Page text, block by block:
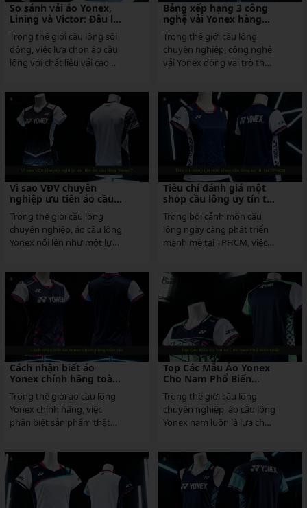
So sánh vải áo Yonex,
Lining và Victor: Đâu là
Trong thế giới cầu lông sôi
động, việc lựa chọn áo cầu
lông với chất liệu vải cao
Bảng xếp hạng 3 công
nghệ vải Yonex hàng
Trong thế giới cầu lông
chuyên nghiệp, công nghệ
vải Yonex đóng vai trò then
Vì sao VĐV chuyên
nghiệp ưu tiên áo cầu
Trong thế giới cầu lông
chuyên nghiệp, áo cầu lông
Yonex nổi lên như một lựa
Tiêu chí đánh giá một
shop cầu lông uy tín tại
Trong bối cảnh môn cầu
lông ngày càng phát triển
mạnh mẽ tại TPHCM, việc
Cách nhận biết áo
Yonex chính hãng toàn
Trong thế giới áo cầu lông
Yonex chính hãng, việc
phân biệt sản phẩm thật
Top Các Mẫu Áo Yonex
Cho Nam Phổ Biến
Trong thế giới cầu lông
chuyên nghiệp, áo cầu lông
Yonex nam luôn là lựa chọn